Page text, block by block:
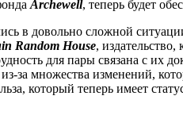
Archewell, теперь будет
в довольно сложной
Random House,
для пары связана с их
за множества изменений,
который теперь имеет